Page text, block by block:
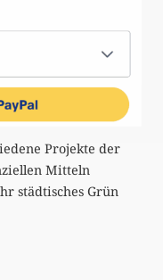
Projekte der
Mitteln
städtisches Grün